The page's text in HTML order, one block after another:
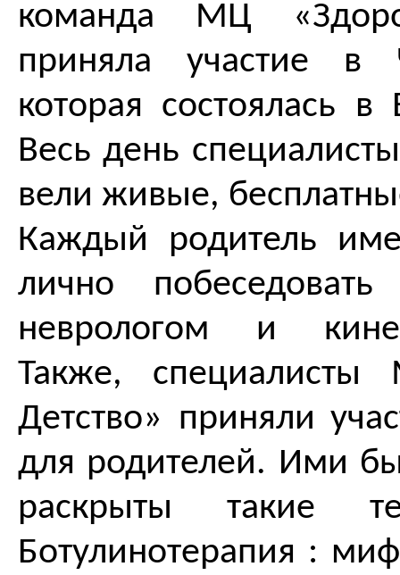
команда МЦ
приняла участие в
которая состоялась
Весь день
вели живые,
Каждый родитель
лично
неврологом и
Также,
Детство» приняли
для родителей. Ими
раскрыты такие
Ботулинотерапия :